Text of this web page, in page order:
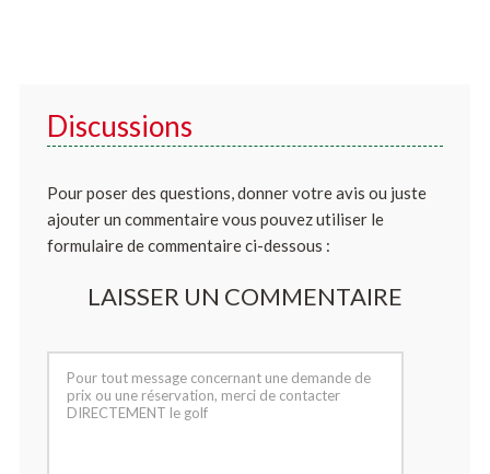
Discussions
Pour poser des questions, donner votre avis ou juste
ajouter un commentaire vous pouvez utiliser le
formulaire de commentaire ci-dessous :
LAISSER UN COMMENTAIRE